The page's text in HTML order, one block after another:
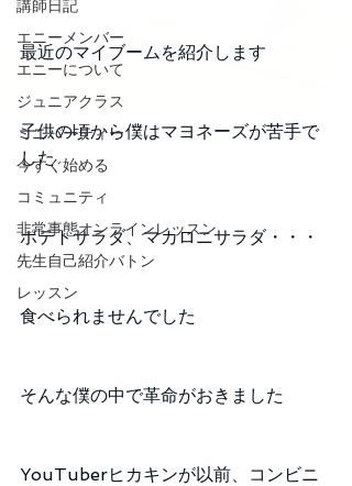
講師日記
エニーメンバー
エニーについて
ジュニアクラス
ミニパーティー
今すぐ始める
コミュニティ
非常事態オンラインレッスン
先生自己紹介バトン
レッスン
最近のマイブームを紹介します
子供の頃から僕はマヨネーズが苦手で
した
ポテトサラダ、マカロニサラダ・・・
食べられませんでした
そんな僕の中で革命がおきました
YouTuberヒカキンが以前、コンビニ